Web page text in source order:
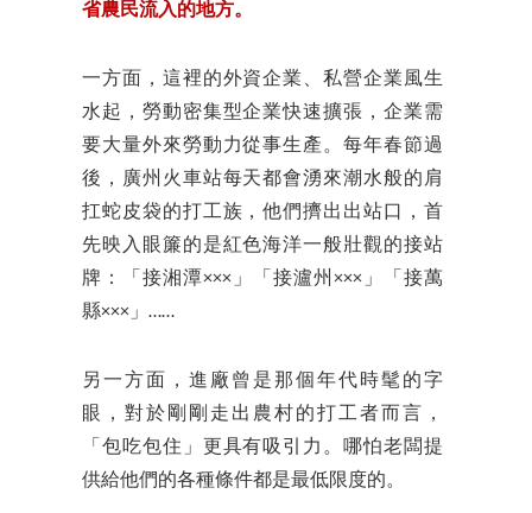
省農民流入的地方。
一方面，這裡的外資企業、私營企業風生
水起，勞動密集型企業快速擴張，企業需
要大量外來勞動力從事生產。每年春節過
後，廣州火車站每天都會湧來潮水般的肩
扛蛇皮袋的打工族，他們擠出出站口，首
先映入眼簾的是紅色海洋一般壯觀的接站
牌：「接湘潭×××」「接瀘州×××」「接萬
縣×××」……
另一方面，進廠曾是那個年代時髦的字
眼，對於剛剛走出農村的打工者而言，
「包吃包住」更具有吸引力。哪怕老闆提
供給他們的各種條件都是最低限度的。